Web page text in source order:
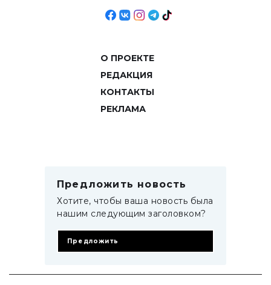
О ПРОЕКТЕ
РЕДАКЦИЯ
КОНТАКТЫ
РЕКЛАМА
Предложить новость
Хотите, чтобы ваша новость была
нашим следующим заголовком?
Предложить